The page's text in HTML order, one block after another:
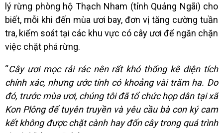
lý rừng phòng hộ Thạch Nham (tỉnh Quảng Ngãi) cho
biết, mỗi khi đến mùa ươi bay, đơn vị tăng cường tuần
tra, kiểm soát tại các khu vực có cây ươi để ngăn chặn
việc chặt phá rừng.
“Cây ươi mọc rải rác nên rất khó thống kê diện tích
chính xác, nhưng ước tính có khoảng vài trăm ha. Do
đó, trước mùa ươi, chúng tôi đã tổ chức họp dân tại xã
Kon Plông để tuyên truyền và yêu cầu bà con ký cam
kết không được chặt cành hay đốn cây trong quá trình